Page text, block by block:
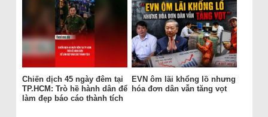
Chiến dịch 45 ngày đêm tại
TP.HCM: Trò hề hành dân để
làm đẹp báo cáo thành tích
EVN ôm lãi khổng lồ nhưng
hóa đơn dân vẫn tăng vọt